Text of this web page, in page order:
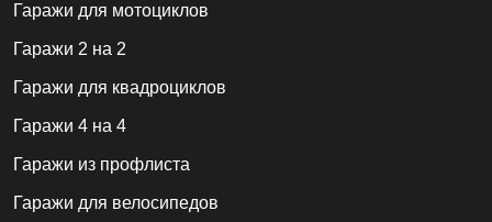
Гаражи для мотоциклов
Гаражи 2 на 2
Гаражи для квадроциклов
Гаражи 4 на 4
Гаражи из профлиста
Гаражи для велосипедов